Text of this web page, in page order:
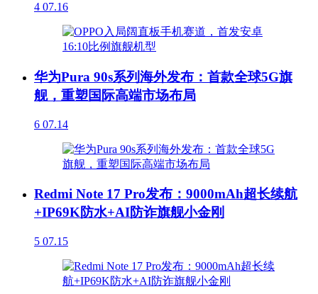
4 07.16
华为Pura 90s系列海外发布：首款全球5G旗
舰，重塑国际高端市场布局
6 07.14
Redmi Note 17 Pro发布：9000mAh超长续航
+IP69K防水+AI防诈旗舰小金刚
5 07.15